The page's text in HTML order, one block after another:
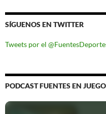
SÍGUENOS EN TWITTER
Tweets por el
PODCAST FUENTES EN